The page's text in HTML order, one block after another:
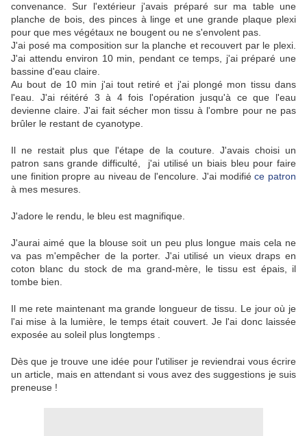
convenance. Sur l'extérieur j'avais préparé sur ma table une
planche de bois, des pinces à linge et une grande plaque plexi
pour que mes végétaux ne bougent ou ne s'envolent pas.
J'ai posé ma composition sur la planche et recouvert par le plexi.
J'ai attendu environ 10 min, pendant ce temps, j'ai préparé une
bassine d'eau claire.
Au bout de 10 min j'ai tout retiré et j'ai plongé mon tissu dans
l'eau. J'ai réitéré 3 à 4 fois l'opération jusqu'à ce que l'eau
devienne claire. J'ai fait sécher mon tissu à l'ombre pour ne pas
brûler le restant de cyanotype.
Il ne restait plus que l'étape de la couture. J'avais choisi un
patron sans grande difficulté, j'ai utilisé un biais bleu pour faire
une finition propre au niveau de l'encolure. J'ai modifiéce patron
à mes mesures.
J'adore le rendu, le bleu est magnifique.
J'aurai aimé que la blouse soit un peu plus longue mais cela ne
va pas m'empêcher de la porter. J'ai utilisé un vieux draps en
coton blanc du stock de ma grand-mère, le tissu est épais, il
tombe bien.
Il me rete maintenant ma grande longueur de tissu. Le jour où je
l'ai mise à la lumière, le temps était couvert. Je l'ai donc laissée
exposée au soleil plus longtemps .
Dès que je trouve une idée pour l'utiliser je reviendrai vous écrire
un article, mais en attendant si vous avez des suggestions je suis
preneuse !